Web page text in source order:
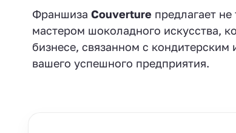
Франшиза Couverture предлагает
мастером шоколадного искусства,
бизнесе, связанном с
вашего успешного предприятия.